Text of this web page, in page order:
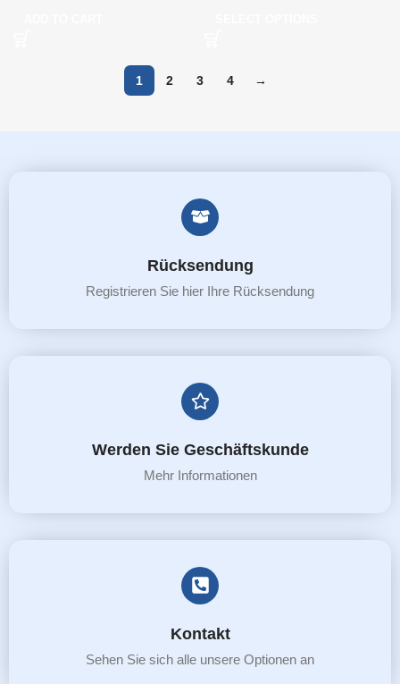
1 2 3 4 →
Rücksendung
Registrieren Sie hier Ihre Rücksendung
Werden Sie Geschäftskunde
Mehr Informationen
Kontakt
Sehen Sie sich alle unsere Optionen an